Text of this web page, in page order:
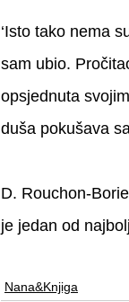
‘Isto tako nema
sam ubio.
opsjednuta
duša pokušava
D. Rouchon-
je jedan od
Nana&Knjiga